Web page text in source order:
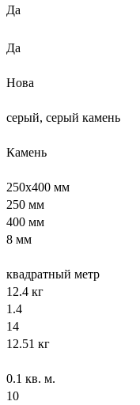
Да
Да
Нова
серый, серый камень
Камень
250x400 мм
250 мм
400 мм
8 мм
квадратный метр
12.4 кг
1.4
14
12.51 кг
0.1 кв. м.
10